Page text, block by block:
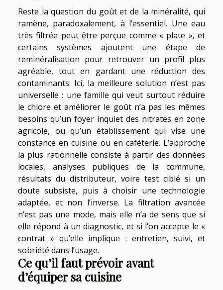
Reste la question du goût et de la minéralité, qui
ramène, paradoxalement, à l’essentiel. Une eau
très filtrée peut être perçue comme « plate », et
certains systèmes ajoutent une étape de
reminéralisation pour retrouver un profil plus
agréable, tout en gardant une réduction des
contaminants. Ici, la meilleure solution n’est pas
universelle : une famille qui veut surtout réduire
le chlore et améliorer le goût n’a pas les mêmes
besoins qu’un foyer inquiet des nitrates en zone
agricole, ou qu’un établissement qui vise une
constance en cuisine ou en caféterie. L’approche
la plus rationnelle consiste à partir des données
locales, analyses publiques de la commune,
résultats du distributeur, voire test ciblé si un
doute subsiste, puis à choisir une technologie
adaptée, et non l’inverse. La filtration avancée
n’est pas une mode, mais elle n’a de sens que si
elle répond à un diagnostic, et si l’on accepte le «
contrat » qu’elle implique : entretien, suivi, et
sobriété dans l’usage.
Ce qu’il faut prévoir avant
d’équiper sa cuisine